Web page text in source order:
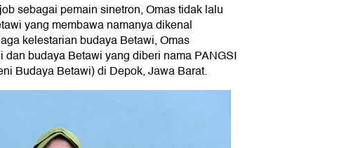
sebagai pemain sinetron, Omas tidak lalu
yang membawa namanya dikenal
kelestarian budaya Betawi, Omas
dan budaya Betawi yang diberi nama PANGSI
Budaya Betawi) di Depok, Jawa Barat.